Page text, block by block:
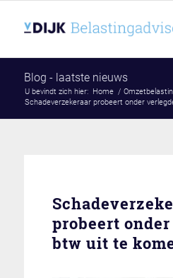
Blog - laatste nieuws
U bevindt zich hier: Home /
Schadeverzekeraar probeert onder
probeert
btw uit te